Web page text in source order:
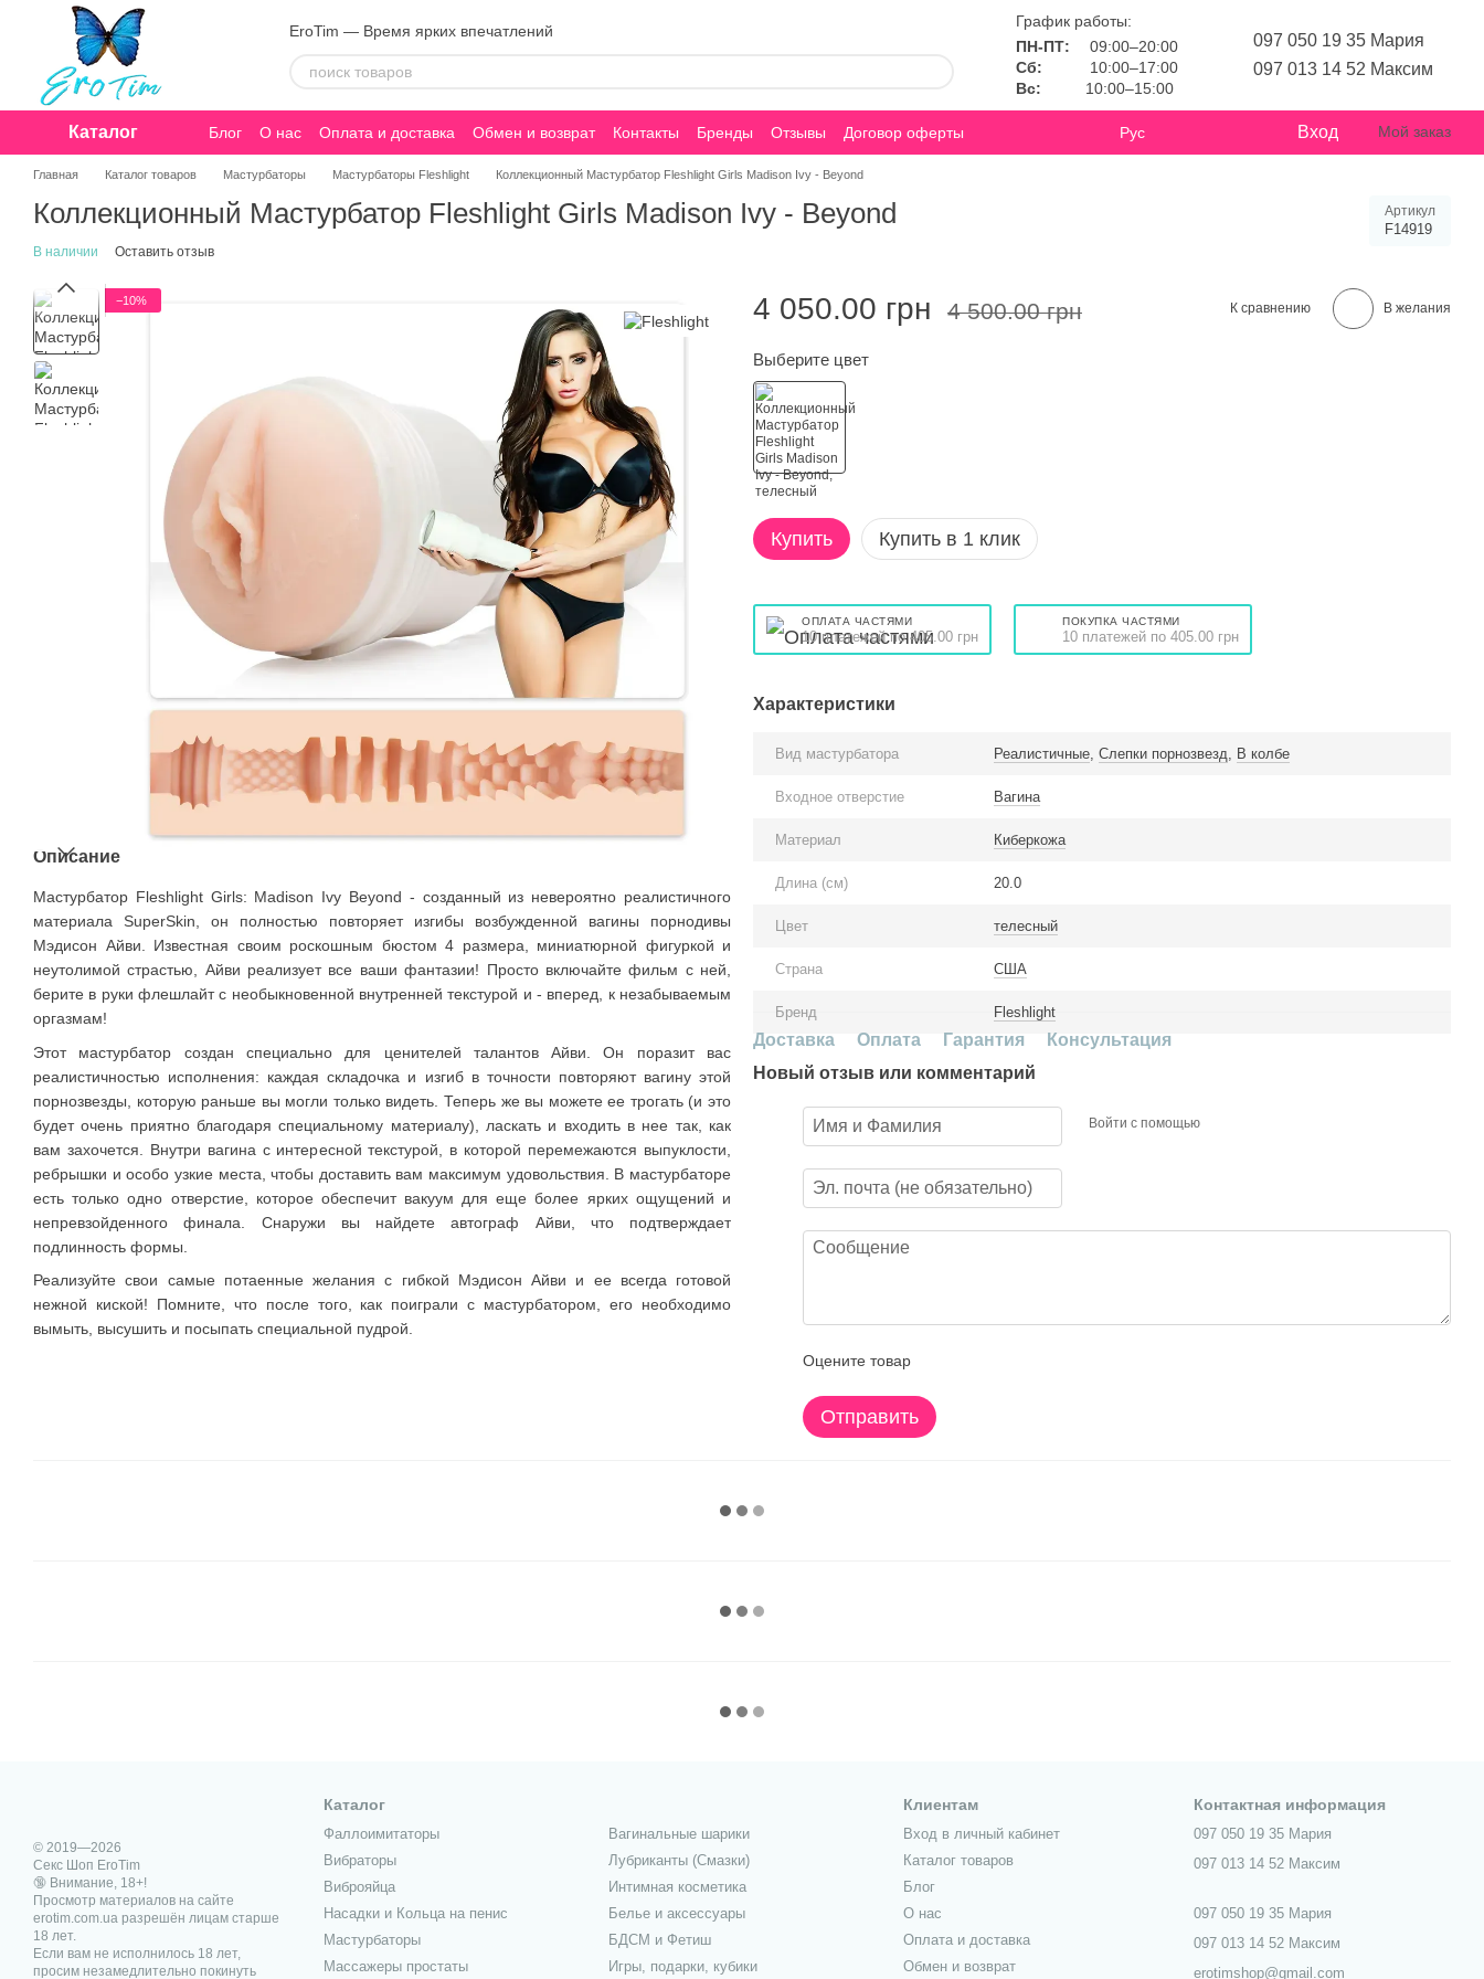
Перейти к основному контенту
EroTim — Время ярких впечатлений
График работы:
ПН-ПТ:
09:00–20:00
Сб:
10:00–17:00
Вс:
10:00–15:00
097 050 19 35 Мария
097 013 14 52 Максим
Каталог Блог О нас Оплата и доставка Обмен и возврат Контакты Бренды Отзывы
Договор оферты
Конфиденциальность
Рус Вход Мой заказ
Главная Каталог товаров Мастурбаторы Мастурбаторы Fleshlight Коллекционный Мастурбатор Fleshlight Girls Madison Ivy - Beyond
Коллекционный Мастурбатор Fleshlight Girls Madison Ivy - Beyond Артикул
F14919
В наличии Оставить отзыв
−10%
Описание
Мастурбатор Fleshlight Girls: Madison Ivy Beyond - созданный из невероятно реалистичного
материала SuperSkin, он полностью повторяет изгибы возбужденной вагины порнодивы
Мэдисон Айви. Известная своим роскошным бюстом 4 размера, миниатюрной фигуркой и
неутолимой страстью, Айви реализует все ваши фантазии! Просто включайте фильм с ней,
берите в руки флешлайт с необыкновенной внутренней текстурой и - вперед, к незабываемым
оргазмам!
Этот мастурбатор создан специально для ценителей талантов Айви. Он поразит вас
реалистичностью исполнения: каждая складочка и изгиб в точности повторяют вагину этой
порнозвезды, которую раньше вы могли только видеть. Теперь же вы можете ее трогать (и это
будет очень приятно благодаря специальному материалу), ласкать и входить в нее так, как
вам захочется. Внутри вагина с интересной текстурой, в которой перемежаются выпуклости,
ребрышки и особо узкие места, чтобы доставить вам максимум удовольствия. В мастурбаторе
есть только одно отверстие, которое обеспечит вакуум для еще более ярких ощущений и
непревзойденного финала. Снаружи вы найдете автограф Айви, что подтверждает
подлинность формы.
Реализуйте свои самые потаенные желания с гибкой Мэдисон Айви и ее всегда готовой
нежной киской! Помните, что после того, как поиграли с мастурбатором, его необходимо
вымыть, высушить и посыпать специальной пудрой.
4 050.00 грн 4 500.00 грн К сравнению В желания
Выберите цвет
Купить Купить в 1 клик
ОПЛАТА ЧАСТЯМИ
10 платежей по 405.00 грн
ПОКУПКА ЧАСТЯМИ
10 платежей по 405.00 грн
Характеристики
Вид мастурбатора Реалистичные, Слепки порнозвезд, В колбе
Входное отверстие Вагина
Материал Киберкожа
Длина (см) 20.0
Цвет телесный
Страна США
Бренд Fleshlight
Доставка Оплата Гарантия
Консультация
Новый отзыв или комментарий
Войти с помощью
Оцените товар
Отправить
© 2019—2026
Секс Шоп EroTim
🔞 Внимание, 18+!
Просмотр материалов на сайте
erotim.com.ua разрешён лицам старше
18 лет.
Если вам не исполнилось 18 лет,
просим незамедлительно покинуть
Каталог
Фаллоимитаторы
Вибраторы
Виброяйца
Насадки и Кольца на пенис
Мастурбаторы
Массажеры простаты
Вагинальные шарики
Лубриканты (Смазки)
Интимная косметика
Белье и аксессуары
БДСМ и Фетиш
Игры, подарки, кубики
Клиентам
Вход в личный кабинет
Каталог товаров
Блог
О нас
Оплата и доставка
Обмен и возврат
Контактная информация
097 050 19 35 Мария
097 013 14 52 Максим
097 050 19 35 Мария
097 013 14 52 Максим
erotimshop@gmail.com